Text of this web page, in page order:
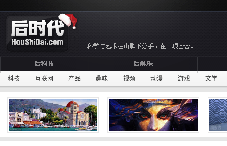
科技 互联网 产品 趣味 视频 动漫 游戏 文学